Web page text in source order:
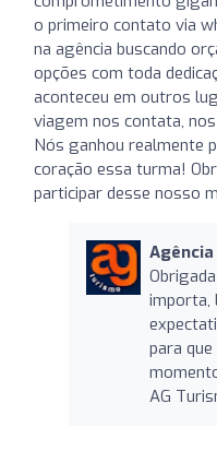
o primeiro contato via
na agência buscando
opções com toda
aconteceu em outros
viagem nos contata,
Nós ganhou realmente
coração essa turma!
participar desse nosso
Agência
importa,
para
AG